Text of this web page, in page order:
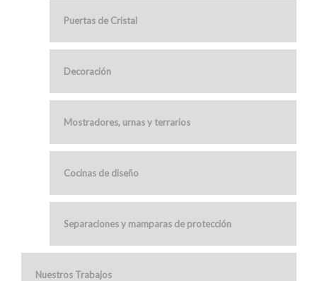
Puertas de Cristal
Decoración
Mostradores, urnas y terrarios
Cocinas de diseño
Separaciones y mamparas de protección
Nuestros Trabajos